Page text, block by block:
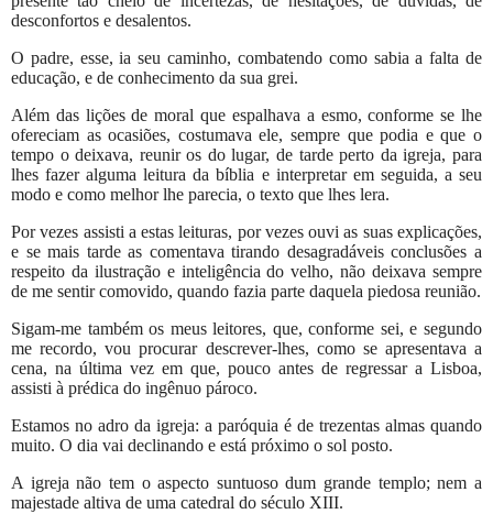
desconfortos e desalentos.
O padre, esse, ia seu caminho, combatendo como sabia a falta de
educação, e de conhecimento da sua grei.
Além das lições de moral que espalhava a esmo, conforme se lhe
ofereciam as ocasiões, costumava ele, sempre que podia e que o
tempo o deixava, reunir os do lugar, de tarde perto da igreja, para
lhes fazer alguma leitura da bíblia e interpretar em seguida, a seu
modo e como melhor lhe parecia, o texto que lhes lera.
Por vezes assisti a estas leituras, por vezes ouvi as suas explicações,
e se mais tarde as comentava tirando desagradáveis conclusões a
respeito da ilustração e inteligência do velho, não deixava sempre
de me sentir comovido, quando fazia parte daquela piedosa reunião.
Sigam-me também os meus leitores, que, conforme sei, e segundo
me recordo, vou procurar descrever-lhes, como se apresentava a
cena, na última vez em que, pouco antes de regressar a Lisboa,
assisti à prédica do ingênuo pároco.
Estamos no adro da igreja: a paróquia é de trezentas almas quando
muito. O dia vai declinando e está próximo o sol posto.
A igreja não tem o aspecto suntuoso dum grande templo; nem a
majestade altiva de uma catedral do século XIII.